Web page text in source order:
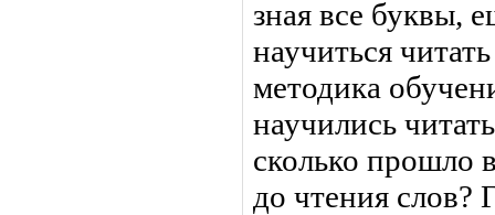
зная все буквы,
научиться
методика
научились
сколько прошло
до чтения слов?